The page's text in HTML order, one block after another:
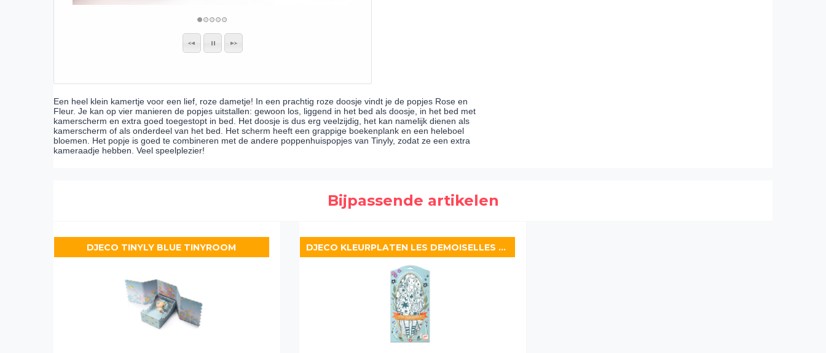
Een heel klein kamertje voor een lief, roze dametje! In een prachtig roze doosje vindt je de popjes Rose en
Fleur. Je kan op vier manieren de popjes uitstallen: gewoon los, liggend in het bed als doosje, in het bed met
kamerscherm en extra goed toegestopt in bed. Het doosje is dus erg veelzijdig, het kan namelijk dienen als
kamerscherm of als onderdeel van het bed. Het scherm heeft een grappige boekenplank en een heleboel
bloemen. Het popje is goed te combineren met de andere poppenhuispopjes van Tinyly, zodat ze een extra
kameraadje hebben. Veel speelplezier!
Bijpassende artikelen
DJECO TINYLY BLUE TINYROOM DJECO KLEURPLATEN LES DEMOISELLES ANGÈLE